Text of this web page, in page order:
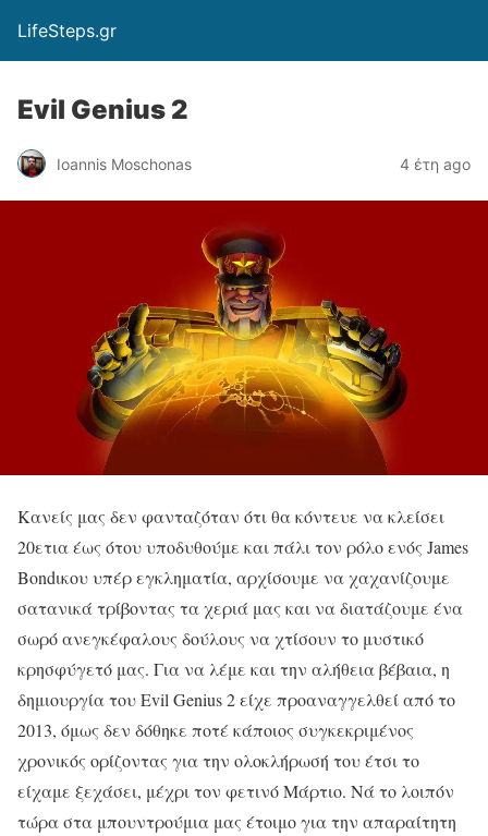
LifeSteps.gr
Evil Genius 2
Ioannis Moschonas 4 έτη ago
Κανείς μας δεν φανταζόταν ότι θα κόντευε να κλείσει
20ετια έως ότου υποδυθούμε και πάλι τον ρόλο ενός James
Bondικου υπέρ εγκληματία, αρχίσουμε να χαχανίζουμε
σατανικά τρίβοντας τα χεριά μας και να διατάζουμε ένα
σωρό ανεγκέφαλους δούλους να χτίσουν το μυστικό
κρησφύγετό μας. Για να λέμε και την αλήθεια βέβαια, η
δημιουργία του Evil Genius 2 είχε προαναγγελθεί από το
2013, όμως δεν δόθηκε ποτέ κάποιος συγκεκριμένος
χρονικός ορίζοντας για την ολοκλήρωσή του έτσι το
είχαμε ξεχάσει, μέχρι τον φετινό Μάρτιο. Νά το λοιπόν
τώρα στα μπουντρούμια μας έτοιμο για την απαραίτητη